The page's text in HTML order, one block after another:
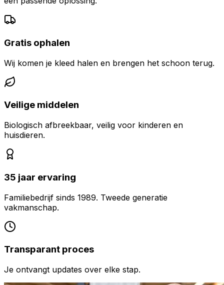
Gratis ophalen
Wij komen je kleed halen en brengen het schoon terug.
Veilige middelen
Biologisch afbreekbaar, veilig voor kinderen en
huisdieren.
35 jaar ervaring
Familiebedrijf sinds 1989. Tweede generatie
vakmanschap.
Transparant proces
Je ontvangt updates over elke stap.